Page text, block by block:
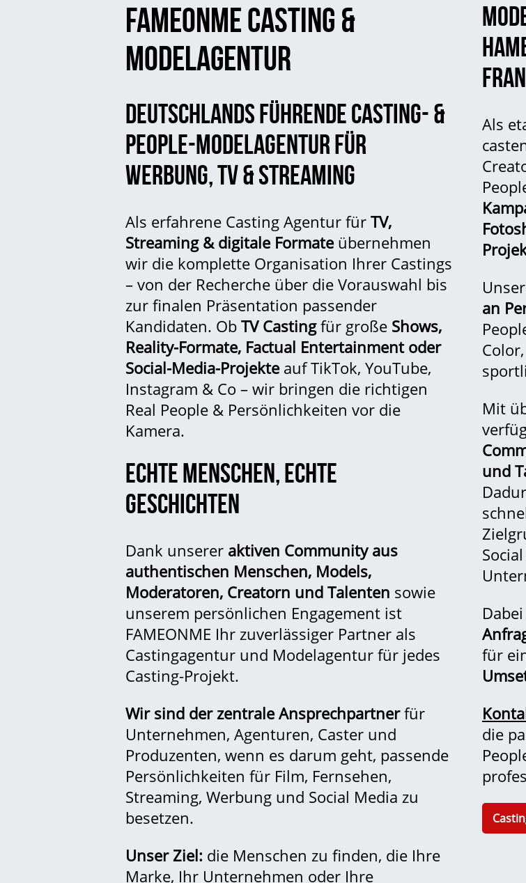
FAMEONME CASTING &
MODELAGENTUR
DEUTSCHLANDS FÜHRENDE CASTING- &
PEOPLE-MODELAGENTUR FÜR
WERBUNG, TV & STREAMING
Als erfahrene Casting Agentur für TV,
Streaming & digitale Formate übernehmen
wir die komplette Organisation Ihrer Castings
– von der Recherche über die Vorauswahl bis
zur finalen Präsentation passender
Kandidaten. Ob TV Castingfür große Shows,
Reality-Formate, Factual Entertainment oder
Social-Media-Projekte auf TikTok, YouTube,
Instagram & Co – wir bringen die richtigen
Real People & Persönlichkeiten vor die
Kamera.
ECHTE MENSCHEN, ECHTE
GESCHICHTEN
Dank unserer aktiven Community aus
authentischen Menschen, Models,
Moderatoren, Creatorn und Talenten sowie
unserem persönlichen Engagement ist
FAMEONME Ihr zuverlässiger Partner als
Castingagentur und Modelagentur für jedes
Casting-Projekt.
Wir sind der zentrale Ansprechpartnerfür
Unternehmen, Agenturen, Caster und
Produzenten, wenn es darum geht, passende
Persönlichkeiten für Film, Fernsehen,
Streaming, Werbung und Social Media zu
besetzen.
Unser Ziel: die Menschen zu finden, die Ihre
Marke, Ihr Unternehmen oder Ihre
Als
an
Color,
Mit
und
für
die